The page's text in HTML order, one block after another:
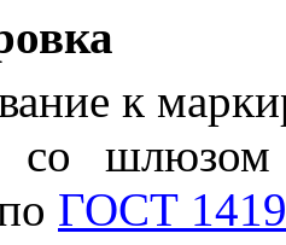
к
со шлюзом
ГОСТ